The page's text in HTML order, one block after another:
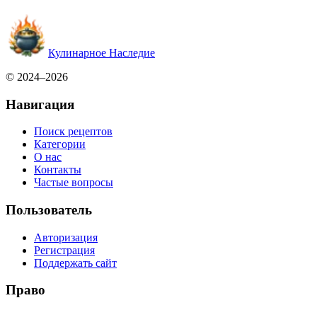
Кулинарное Наследие
© 2024–2026
Навигация
Поиск рецептов
Категории
О нас
Контакты
Частые вопросы
Пользователь
Авторизация
Регистрация
Поддержать сайт
Право